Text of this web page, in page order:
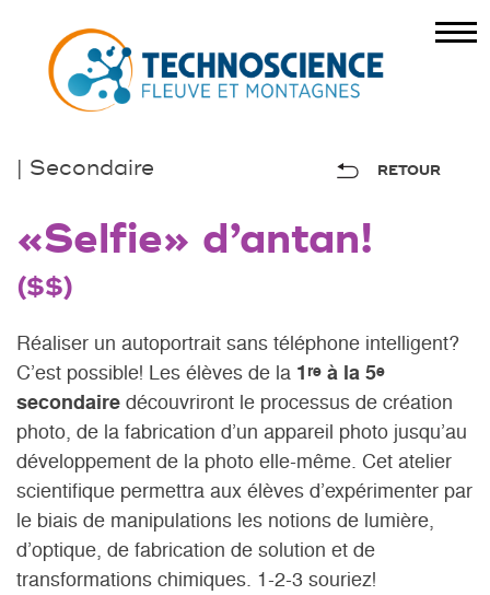
| Secondaire RETOUR
«Selfie» d’antan!
($$)
Réaliser un autoportrait sans téléphone intelligent?
C’est possible! Les élèves de la 1re à la 5e
secondaire découvriront le processus de création
photo, de la fabrication d’un appareil photo jusqu’au
développement de la photo elle-même. Cet atelier
scientifique permettra aux élèves d’expérimenter par
le biais de manipulations les notions de lumière,
d’optique, de fabrication de solution et de
transformations chimiques. 1-2-3 souriez!